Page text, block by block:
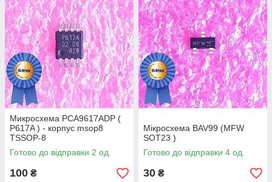
Микросхема PCA9617ADP (
P617A ) - корпус msop8
TSSOP-8
Готово до відправки 2 од.
100 ₴
Мікросхема BAV99 (MFW
SOT23 )
Готово до відправки 4 од.
30 ₴